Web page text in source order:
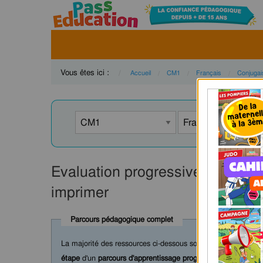
Vous êtes ici : Accueil CM1 Français
Evaluation progressive par
imprimer
Parcours pédagogique complet
La majorité des ressources ci-dessous sont intégrées dans
étape d'un parcours d'apprentissage progressif
comprenant